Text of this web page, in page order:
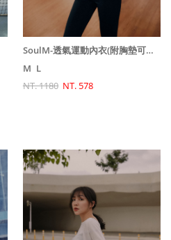
SoulM-透氣運動內衣(附胸墊可拆-高度伸縮中度支撐)
M L
NT. 1180 NT. 578